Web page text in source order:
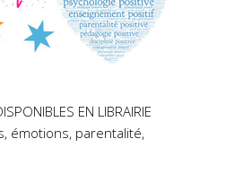
EN LIBRAIRIE
émotions, parentalité,